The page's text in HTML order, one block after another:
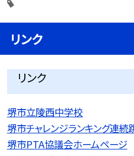
リンク
リンク
堺市立陵西中学校
堺市チャレンジランキング連続
堺市PTA協議会ホームページ